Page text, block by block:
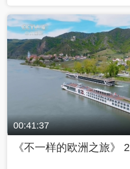
00:41:37
《不一样的欧洲之旅》